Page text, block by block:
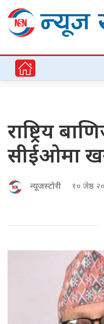
राष्ट्रिय
सीईओमा
न्यूजस्टोरी १० जेष्ठ